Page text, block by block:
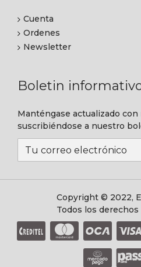
Cuenta
Ordenes
Newsletter
Boletin
Manténgase actualizado
suscribiéndose a nuestro
Copyright © 2022,
Todos los